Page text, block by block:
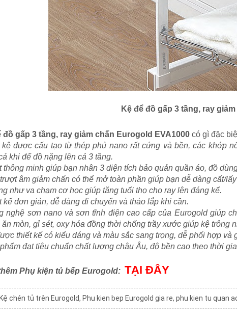
Kệ để đồ gấp 3 tầng, ray
đồ gấp 3 tầng, ray giảm chấn Eurogold EVA1000 có gì đặc
kệ được cấu tạo từ thép phủ nano rất cứng và bền, các khớp
khi để đồ nặng lên cả 3 tầng.
thông minh giúp bạn nhân 3 diện tích bảo quản quần áo, đồ
âm giảm chấn có thể mở toàn phần giúp bạn dễ dàng cất/
như va chạm cơ học giúp tăng tuổi thọ cho ray lên đáng kể.
kế đơn giản, dễ dàng di chuyển và tháo lắp khi cần.
nghệ sơn nano và sơn tĩnh điện cao cấp của Eurogold giúp
mòn, gỉ sét, oxy hóa đồng thời chống trầy xước giúp kệ trông
thiết kế có kiểu dáng và màu sắc sang trọng, dễ phối hợp
đạt tiêu chuẩn chất lượng châu Âu, độ bền cao theo thời
Phụ kiện tủ bếp Eurogold: TẠI ĐÂY
Kệ chén tủ trên Eurogold, Phu kien bep Eurogold gia re, phu kien tu quan